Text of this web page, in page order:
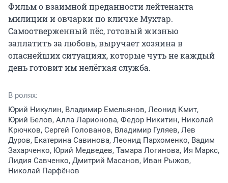
Фильм о взаимной преданности лейтенанта
милиции и овчарки по кличке Мухтар.
Самоотверженный пёс, готовый жизнью
заплатить за любовь, выручает хозяина в
опаснейших ситуациях, которые чуть не каждый
день готовит им нелёгкая служба.
В ролях:
Юрий Никулин, Владимир Емельянов, Леонид Кмит,
Юрий Белов, Алла Ларионова, Федор Никитин, Николай
Крючков, Сергей Голованов, Владимир Гуляев, Лев
Дуров, Екатерина Савинова, Леонид Пархоменко, Вадим
Захарченко, Юрий Медведев, Тамара Логинова, Ия Маркс,
Лидия Савченко, Дмитрий Масанов, Иван Рыжов,
Николай Парфёнов